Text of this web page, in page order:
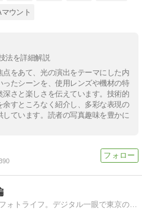
マウント
法を詳細解説
をあて、光の演出をテーマにした内
たシーンを、使用レンズや機材の特
さと楽しさを伝えています。技術的
すところなく紹介し、多彩な表現の
ています。読者の写真趣味を豊かに
永世ビギナー写真愛好家のフォトライフ。デジタル一眼で東京の街を撮りつつ漂泊の思いやまぬ旅鉄ライト層